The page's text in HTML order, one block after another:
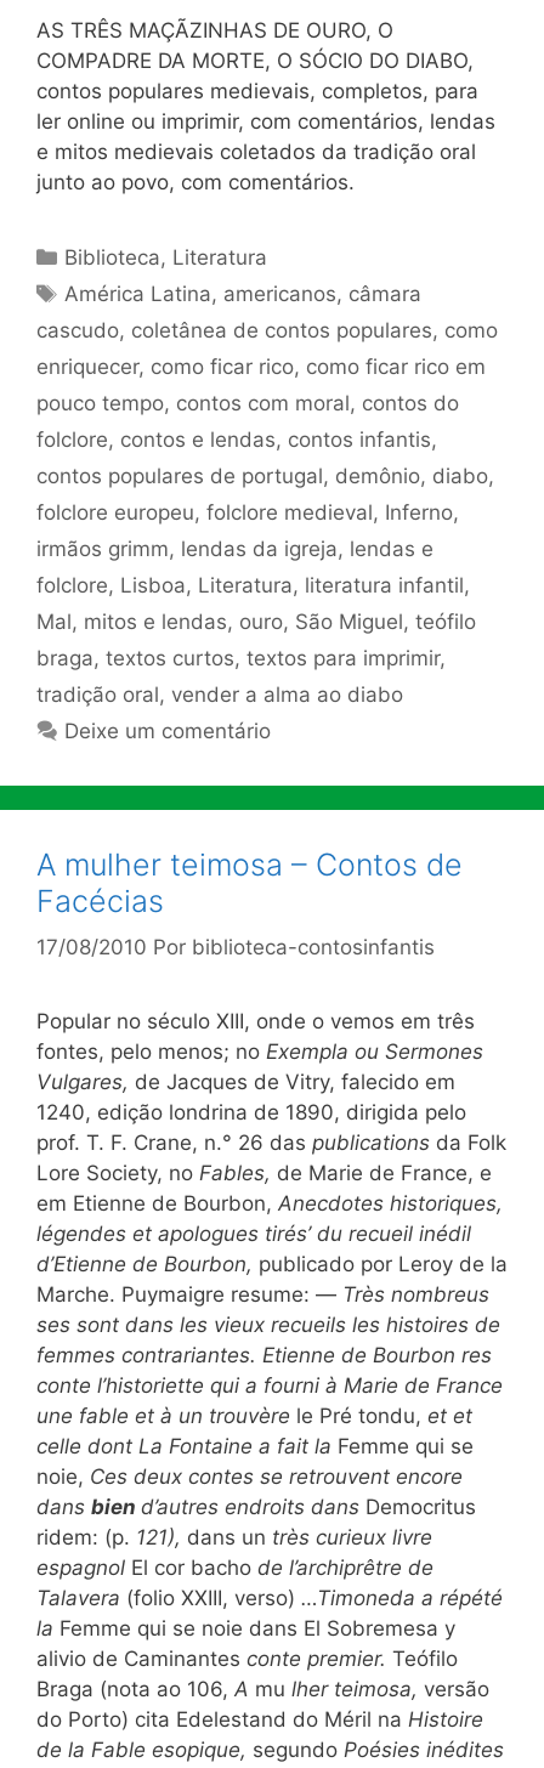
AS TRÊS MAÇÃZINHAS DE OURO, O
COMPADRE DA MORTE, O SÓCIO DO DIABO,
contos populares medievais, completos, para
ler online ou imprimir, com comentários, lendas
e mitos medievais coletados da tradição oral
junto ao povo, com comentários.
Categorias
Biblioteca, Literatura
Tags
América Latina, americanos, câmara
cascudo, coletânea de contos populares, como
enriquecer, como ficar rico, como ficar rico em
pouco tempo, contos com moral, contos do
folclore, contos e lendas, contos infantis,
contos populares de portugal, demônio, diabo,
folclore europeu, folclore medieval, Inferno,
irmãos grimm, lendas da igreja, lendas e
folclore, Lisboa, Literatura, literatura infantil,
Mal, mitos e lendas, ouro, São Miguel, teófilo
braga, textos curtos, textos para imprimir,
tradição oral, vender a alma ao diabo
Deixe um comentário
A mulher teimosa – Contos de
Facécias
17/08/2010 Por biblioteca-contosinfantis
Popular no século XIII, onde o vemos em três
fontes, pelo menos; no Exempla ou Sermones
Vulgares, de Jacques de Vitry, falecido em
1240, edição londrina de 1890, dirigida pelo
prof. T. F. Crane, n.° 26 das publications da Folk
Lore Society, no Fables, de Marie de France, e
em Etienne de Bourbon, Anecdotes historiques,
légendes et apologues tirés’ du recueil inédil
d’Etienne de Bourbon, publicado por Leroy de la
Marche. Puymaigre resume: — Très nombreus
ses sont dans les vieux recueils les histoires de
femmes contrariantes. Etienne de Bourbon res
conte l’historiette qui a fourni à Marie de France
une fable et à un trouvère le Pré tondu, et et
celle dont La Fontaine a fait la Femme qui se
noie, Ces deux contes se retrouvent encore
dans bien d’autres endroits dans Democritus
ridem: (p. 121), dans un très curieux livre
espagnol El cor bacho de l’archiprêtre de
Talavera (folio XXIII, verso) …Timoneda a répété
la Femme qui se noie dans El Sobremesa y
alivio de Caminantes conte premier. Teófilo
Braga (nota ao 106, A mu lher teimosa, versão
do Porto) cita Edelestand do Méril na Histoire
de la Fable esopique, segundo Poésies inédites